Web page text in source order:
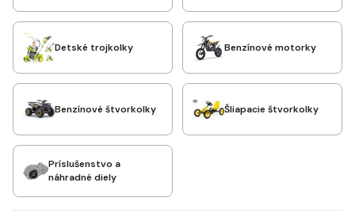
Detské trojkolky Benzínové motorky
Benzínové štvorkolky Šliapacie štvorkolky
Príslušenstvo a
náhradné diely